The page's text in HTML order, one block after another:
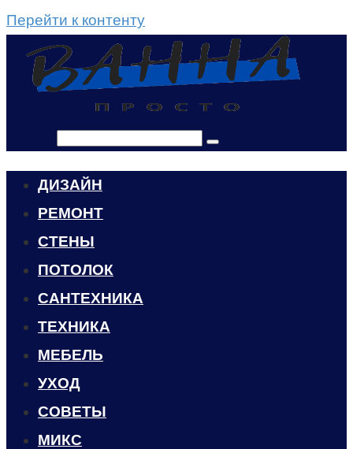
Перейти к контенту
ДИЗАЙН
РЕМОНТ
СТЕНЫ
ПОТОЛОК
САНТЕХНИКА
ТЕХНИКА
МЕБЕЛЬ
УХОД
CОВЕТЫ
МИКС